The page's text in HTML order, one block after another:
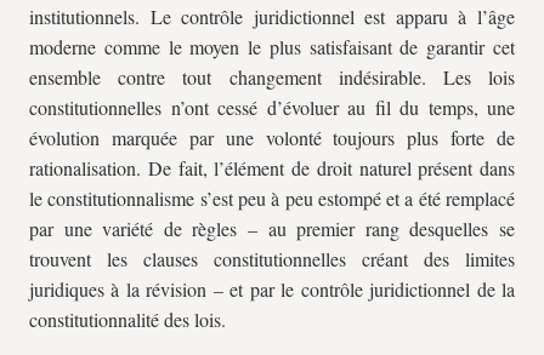
institutionnels. Le contrôle juridictionnel est apparu à l’âge
moderne comme le moyen le plus satisfaisant de garantir cet
ensemble contre tout changement indésirable. Les lois
constitutionnelles n’ont cessé d’évoluer au fil du temps, une
évolution marquée par une volonté toujours plus forte de
rationalisation. De fait, l’élément de droit naturel présent dans
le constitutionnalisme s’est peu à peu estompé et a été remplacé
par une variété de règles – au premier rang desquelles se
trouvent les clauses constitutionnelles créant des limites
juridiques à la révision – et par le contrôle juridictionnel de la
constitutionnalité des lois.